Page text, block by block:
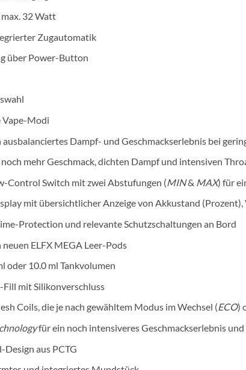
32 Watt
Zugautomatik
über Power-Button
Vape-Modi
Dampf- und Geschmackserlebnis bei
mehr Geschmack, dichten Dampf und intensiven
Control Switch mit zwei Abstufungen (MIN& MAX) für
mit übersichtlicher Anzeige von Akkustand
Protection und relevante Schutzschaltungen an Bord
ELFX MEGA Leer-Pods
oder 10.0 ml Tankvolumen
mit Silikonverschluss
Coils, die je nach gewähltem Modus im Wechsel (ECO)
für ein noch intensiveres Geschmackserlebnis
Design aus PCTG